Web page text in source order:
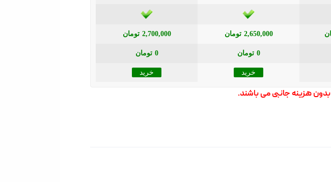
2,700,000 تومان 2,650,000 تومان
0 تومان 0 تومان
خرید خرید
بدون هزینه جانبی می باشند.